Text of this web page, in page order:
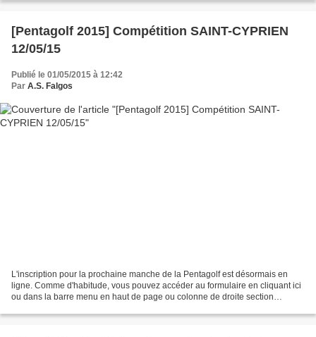
[Pentagolf 2015] Compétition SAINT-CYPRIEN
12/05/15
Publié le 01/05/2015 à 12:42
Par A.S. Falgos
L'inscription pour la prochaine manche de la Pentagolf est désormais en
ligne. Comme d'habitude, vous pouvez accéder au formulaire en cliquant ici​
ou dans la barre menu en haut de page ou colonne de droite section